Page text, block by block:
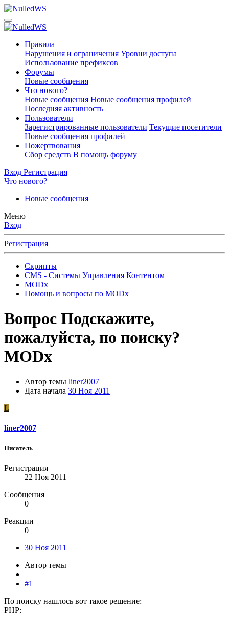
Правила
Нарушения и ограничения Уровни доступа
Использование префиксов
Форумы
Новые сообщения
Что нового?
Новые сообщения Новые сообщения профилей
Последняя активность
Пользователи
Зарегистрированные пользователи Текущие посетители
Новые сообщения профилей
Пожертвования
Сбор средств В помощь форуму
Вход Регистрация
Что нового?
Новые сообщения
Меню
Вход
Регистрация
Скрипты
CMS - Системы Управления Контентом
MODx
Помощь и вопросы по MODx
Вопрос Подскажите,
пожалуйста, по поиску?
MODx
Автор темы liner2007
Дата начала 30 Ноя 2011
L
liner2007
Писатель
Регистрация
22 Ноя 2011
Сообщения
0
Реакции
0
30 Ноя 2011
Автор темы
#1
По поиску нашлось вот такое решение:
PHP: